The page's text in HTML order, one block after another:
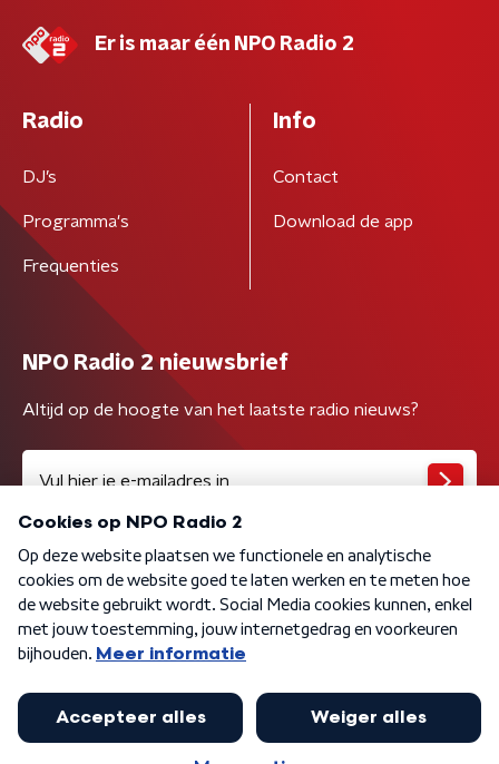
Er is maar één NPO Radio 2
Radio
DJ’s
Programma's
Frequenties
Info
Contact
Download de app
NPO Radio 2 nieuwsbrief
Altijd op de hoogte van het laatste radio nieuws?
Algemene voorwaarden